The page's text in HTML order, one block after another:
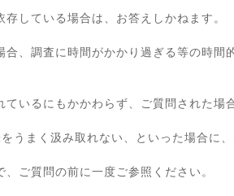
している場合は、お答えしかねます。
、調査に時間がかかり過ぎる等の時間
いるにもかかわらず、ご質問された場
うまく汲み取れない、といった場合に
ご質問の前に一度ご参照ください。